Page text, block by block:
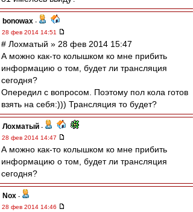
bonowax -
28 фев 2014 14:51
# Лохматый » 28 фев 2014 15:47
А можно как-то колышком ко мне прибить
информацию о том, будет ли трансляция
сегодня?
Опередил с вопросом. Поэтому пол кола готов
взять на себя:))) Трансляция то будет?
Лохматый -
28 фев 2014 14:47
А можно как-то колышком ко мне прибить
информацию о том, будет ли трансляция
сегодня?
Nox -
28 фев 2014 14:46